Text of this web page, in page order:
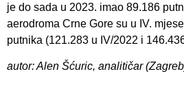
je do sada u 2023. imao 89.186
aerodroma Crne Gore su u IV.
putnika (121.283 u IV/2022 i
autor: Alen Šćuric, analitičar